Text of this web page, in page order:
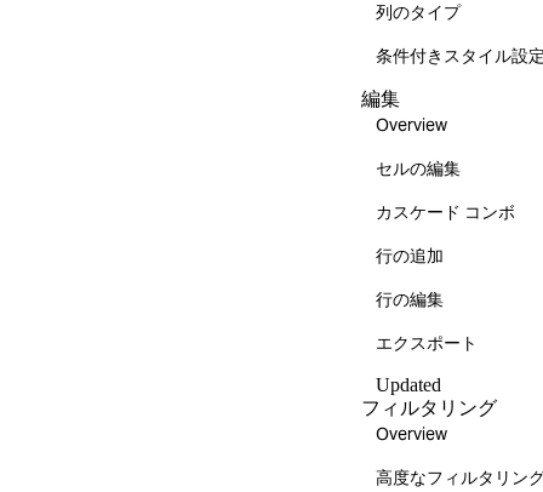
列のタイプ
条件付きスタイル設定
編集
Overview
セルの編集
カスケード コンボ
行の追加
行の編集
エクスポート
Updated
フィルタリング
Overview
高度なフィルタリン